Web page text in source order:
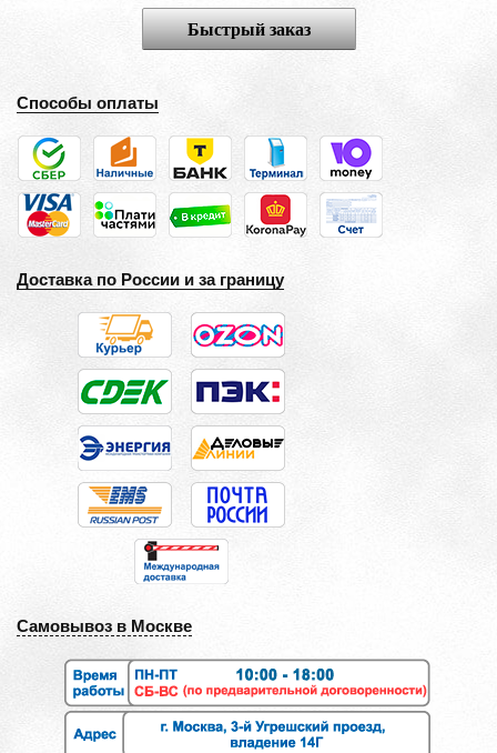
Быстрый заказ
Способы оплаты
Доставка по России и за границу
Самовывоз в Москве